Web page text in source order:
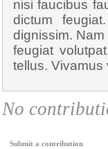
nisi faucibus
dictum
dignissim.
feugiat
tellus. Vivamus
No
Submit a contribution